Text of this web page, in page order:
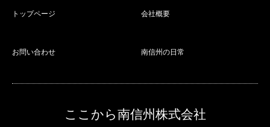
トップページ 会社概要
お問い合わせ 南信州の日常
ここから南信州株式会社